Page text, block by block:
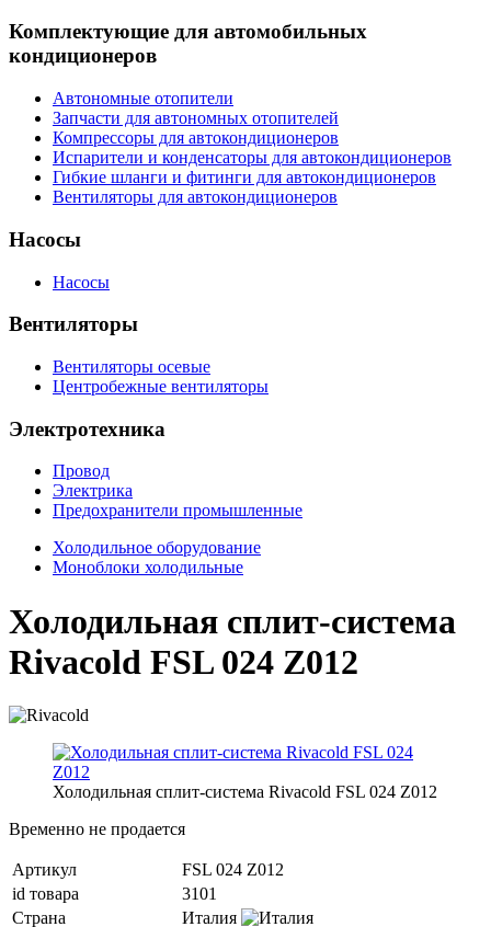
Комплектующие для автомобильных
кондиционеров
Автономные отопители
Запчасти для автономных отопителей
Компрессоры для автокондиционеров
Испарители и конденсаторы для автокондиционеров
Гибкие шланги и фитинги для автокондиционеров
Вентиляторы для автокондиционеров
Насосы
Насосы
Вентиляторы
Вентиляторы осевые
Центробежные вентиляторы
Электротехника
Провод
Электрика
Предохранители промышленные
Холодильное оборудование
Моноблоки холодильные
Холодильная сплит-система
Rivacold FSL 024 Z012
Холодильная сплит-система Rivacold FSL 024 Z012
Временно не продается
Артикул
FSL 024 Z012
id товара
3101
Страна
Италия